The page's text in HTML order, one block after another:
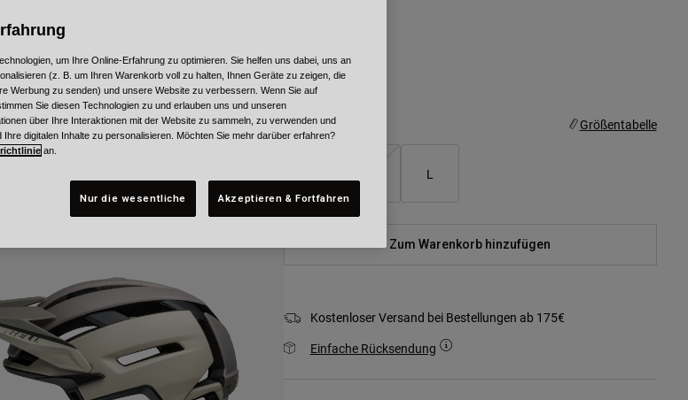
ausgewählt
Größe Größentabelle
L
Zum Warenkorb hinzufügen
Kostenloser Versand bei Bestellungen ab 175€
Einfache Rücksendung
um Ihre Online-Erfahrung zu optimieren. Sie helfen uns dabei, uns an
(z. B. um Ihren Warenkorb voll zu halten, Ihnen Geräte zu zeigen, die
Werbung zu senden) und unsere Website zu verbessern. Wenn Sie auf
Sie diesen Technologien zu und erlauben uns und unseren
über Ihre Interaktionen mit der Website zu sammeln, zu verwenden und
digitalen Inhalte zu personalisieren. Möchten Sie mehr darüber erfahren?
an.
Nur die wesentliche Akzeptieren & Fortfahren